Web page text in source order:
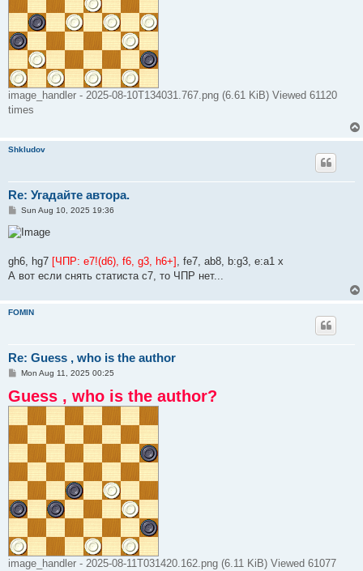
image_handler - 2025-08-10T134031.767.png (6.61 KiB) Viewed 61120
times
Shkludov
Re: Угадайте автора.
P
s
t
Sun Aug 10, 2025 19:36
gh6, hg7 [ЧПР: e7!(d6), f6, g3, h6+] , fe7, ab8, b:g3, e:a1 x
А вот если снять статиста с7, то ЧПР нет...
FOMIN
Re: Guess , who is the author
P
s
t
Mon Aug 11, 2025 00:25
Guess , who is the author?
image_handler - 2025-08-11T031420.162.png (6.11 KiB) Viewed 61077